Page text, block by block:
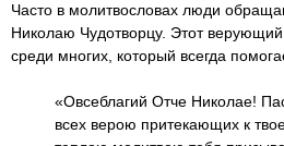
Часто в молитвословах люди
Николаю Чудотворцу. Этот
среди многих, который всегда
«Овсеблагий Отче Николае!
всех верою притекающих к